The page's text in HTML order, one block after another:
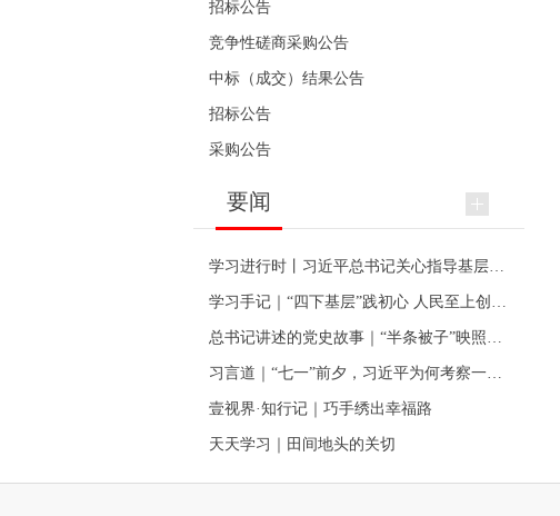
招标公告
竞争性磋商采购公告
中标（成交）结果公告
招标公告
采购公告
要闻
壹视界·知行记｜巧手绣出幸福路
天天学习｜田间地头的关切